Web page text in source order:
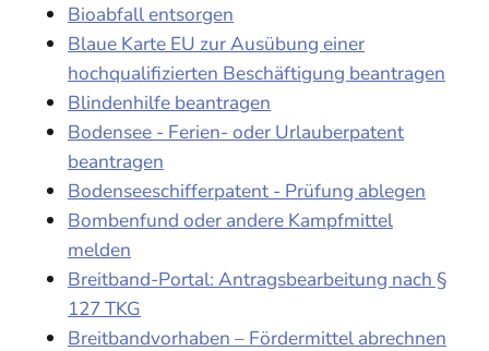
Bioabfall entsorgen
Blaue Karte EU zur Ausübung einer
hochqualifizierten Beschäftigung beantragen
Blindenhilfe beantragen
Bodensee - Ferien- oder Urlauberpatent
beantragen
Bodenseeschifferpatent - Prüfung ablegen
Bombenfund oder andere Kampfmittel
melden
Breitband-Portal: Antragsbearbeitung nach §
127 TKG
Breitbandvorhaben – Fördermittel abrechnen